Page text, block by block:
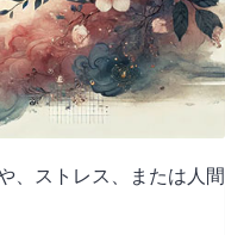
、ストレス、または人間